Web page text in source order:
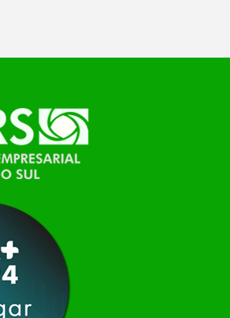
por meio do NIAVI – Núcleo
Informação do Alto Vale do
dia 21 de julho, o evento
reunindo empresas de
para uma noite de
novas iniciativas para o setor. O
em Rio…